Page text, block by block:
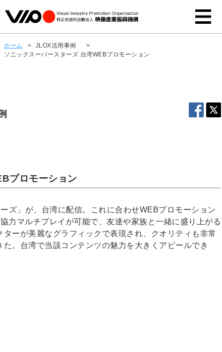
ホーム > JLOX活用事例
>
ソニックスーパースターズ 台湾WEBプロモーション
プロモーション
ズ」が、台湾に配信。これに合わせWEBプロモーション
力マルチプレイが可能で、友達や家族と一緒に盛り上がる
ーが美麗なグラフィックで表現され、クオリティも非常
。台湾で当該コンテンツの魅力を大きくアピールでき